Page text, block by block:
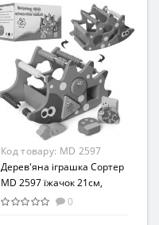
Вид
Развивающая игрушка
Возраст
от 3 лет
Материал
Дерево
Код товару: MD 2597
Дерев'яна іграшка Сортер
MD 2597 їжачок 21см,
фігурки, рахунки
0